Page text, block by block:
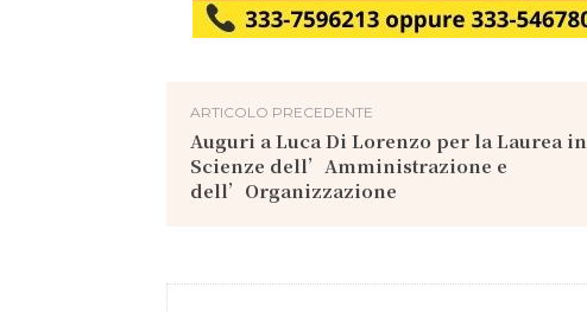
ARTICOLO PRECEDENTE
Auguri a Luca Di Lorenzo per la Laurea in
Scienze dell’Amministrazione e
dell’Organizzazione